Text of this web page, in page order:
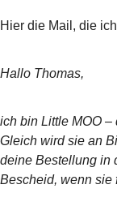
Hier die Mail, die
Hallo Thomas,
ich bin Little MOO
Gleich wird sie an
deine Bestellung in
Bescheid, wenn sie